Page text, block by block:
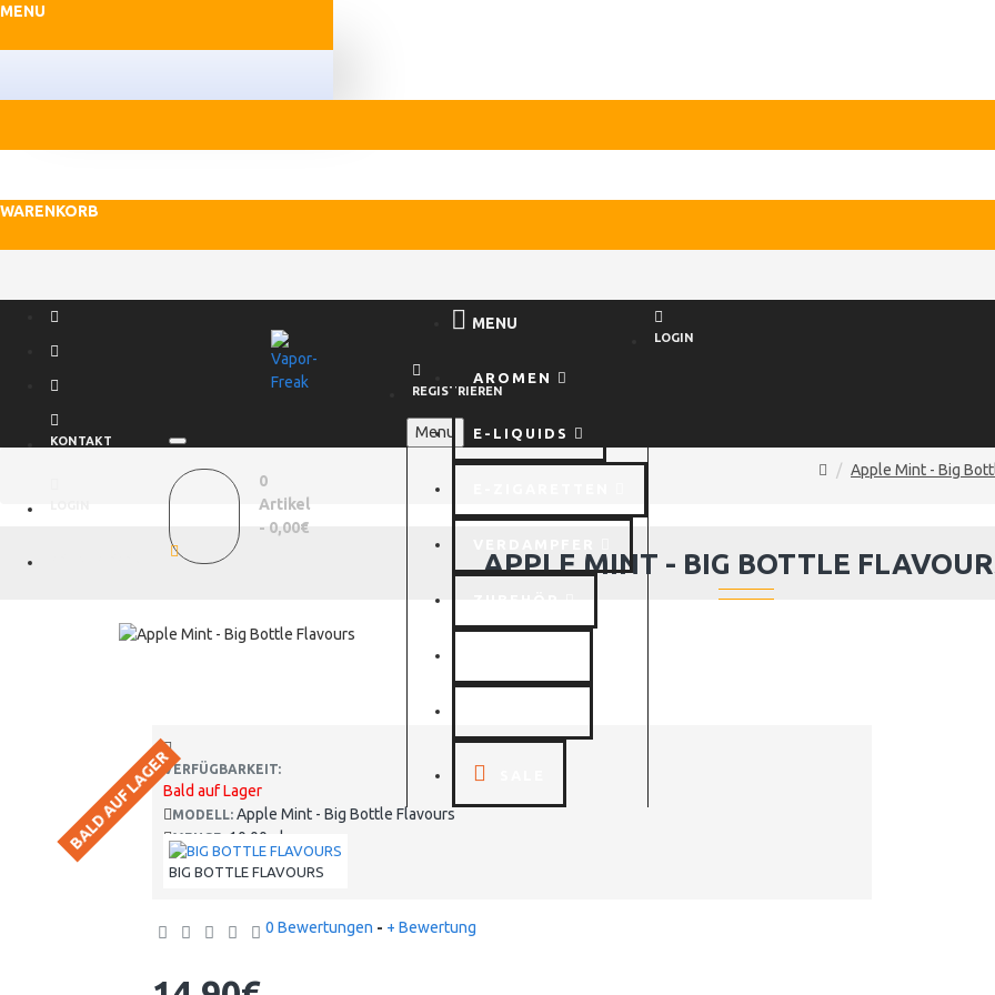
MENU
WARENKORB
KONTAKT
0
Artikel
- 0,00€
MENU
AROMEN
E-LIQUIDS
LOGIN
REGISTRIEREN
Menu
Apple Mint - Big
APPLE MINT - BIG BOTTLE
BALD AUF LAGERVERFÜGBARKEIT:
Bald auf Lager
MODELL: Apple Mint - Big Bottle Flavours
MENGE: 10.00ml
BIG BOTTLE FLAVOURS
0 Bewertungen - + Bewertung